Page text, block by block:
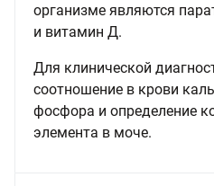
организме являются
и витамин Д.
Для клинической
соотношение в крови
фосфора и определение
элемента в моче.